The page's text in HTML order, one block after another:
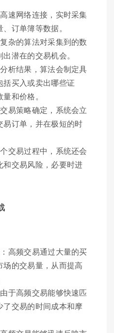
速网络连接，实时采集
订单簿等数据。
杂的算法对采集到的数
潜在的交易机会。
析结果，算法会制定具
括买入或卖出哪些证
和价格。
易策略确定，系统会立
易订单，并在极短的时
交易过程中，系统还会
和交易风险，必要时进
高频交易通过大量的买
的交易量，从而提高
于高频交易能够快速匹
了交易的时间成本和摩